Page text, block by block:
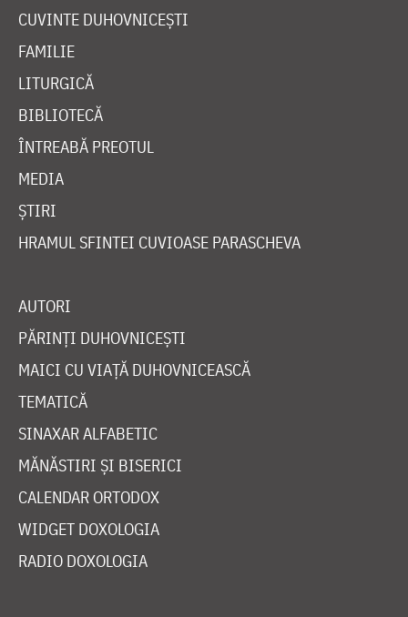
CUVINTE DUHOVNICEȘTI
FAMILIE
LITURGICĂ
BIBLIOTECĂ
ÎNTREABĂ PREOTUL
MEDIA
ȘTIRI
HRAMUL SFINTEI CUVIOASE PARASCHEVA
AUTORI
PĂRINȚI DUHOVNICEȘTI
MAICI CU VIAȚĂ DUHOVNICEASCĂ
TEMATICĂ
SINAXAR ALFABETIC
MĂNĂSTIRI ȘI BISERICI
CALENDAR ORTODOX
WIDGET DOXOLOGIA
RADIO DOXOLOGIA